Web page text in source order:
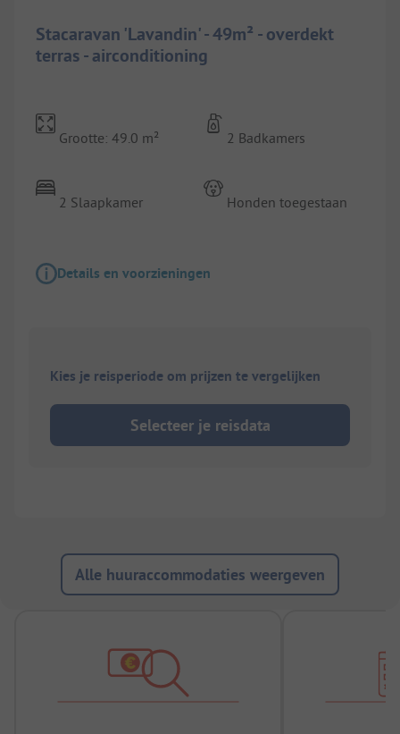
Stacaravan 'Lavandin' - 49m² - overdekt
terras - airconditioning
Grootte: 49.0 m²
2 Slaapkamer
2 Badkamers
Honden toegestaan
Details en voorzieningen
Kies je reisperiode om prijzen te vergelijken
Selecteer je reisdata
Alle huuraccommodaties weergeven